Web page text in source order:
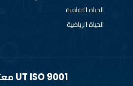
الحياة الثقافية
الحياة الرياضية
UT ISO 9001 معتمد :